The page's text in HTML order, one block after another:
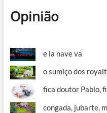
Opinião
e la nave va
o sumiço dos
fica doutor Pablo,
congada, jubarte,